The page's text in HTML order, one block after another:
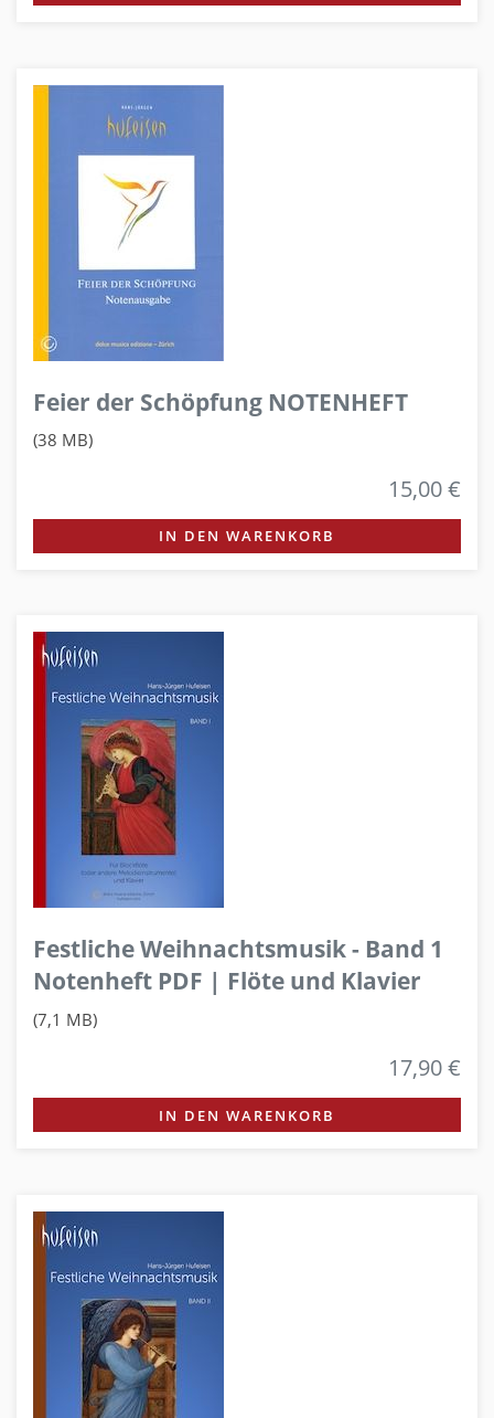
Feier der Schöpfung NOTENHEFT
(38 MB)
15,00 €
IN DEN WARENKORB
Festliche Weihnachtsmusik - Band 1
Notenheft PDF | Flöte und Klavier
(7,1 MB)
17,90 €
IN DEN WARENKORB